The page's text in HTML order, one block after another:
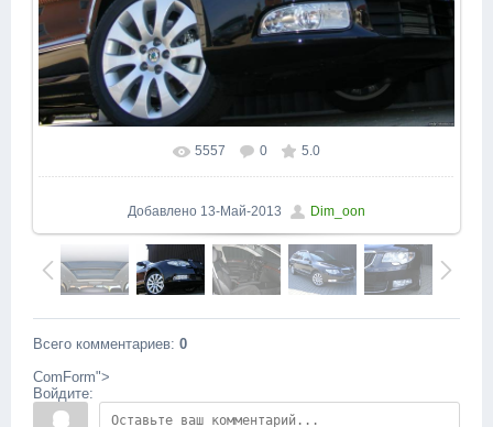
В реальном размере 1600x1200
5557 0 5.0
Добавлено 13-Май-2013 Dim_oon
Всего комментариев: 0
ComForm">
Войдите: